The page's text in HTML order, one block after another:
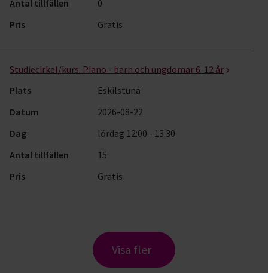
Antal tillfällen
0
Pris
Gratis
Studiecirkel/kurs: Piano - barn och ungdomar 6-12 år
Plats
Eskilstuna
Datum
2026-08-22
Dag
lördag 12:00 - 13:30
Antal tillfällen
15
Pris
Gratis
Visa fler